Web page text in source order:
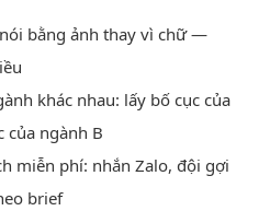
bằng ảnh thay vì chữ —
khác nhau: lấy bố cục của
của ngành B
miễn phí: nhắn Zalo, đội gợi
brief